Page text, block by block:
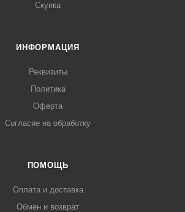
Скупка
ИНФОРМАЦИЯ
Реквизиты
Политика
Оферта
Согласие на обработку
ПОМОЩЬ
Оплата и доставка
Обмен и возврат